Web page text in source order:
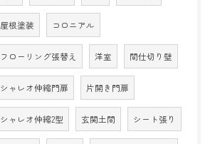
屋根塗装 コロニアル
フローリング張替え 洋室 間仕切り壁
シャレオ伸縮門扉 片開き門扉
シャレオ伸縮2型 玄関土間 シート張り